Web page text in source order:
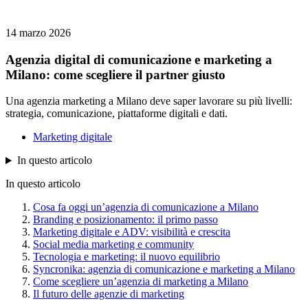
14 marzo 2026
Agenzia digital di comunicazione e marketing a
Milano: come scegliere il partner giusto
Una agenzia marketing a Milano deve saper lavorare su più livelli:
strategia, comunicazione, piattaforme digitali e dati.
Marketing digitale
In questo articolo
In questo articolo
Cosa fa oggi un’agenzia di comunicazione a Milano
Branding e posizionamento: il primo passo
Marketing digitale e ADV: visibilità e crescita
Social media marketing e community
Tecnologia e marketing: il nuovo equilibrio
Syncronika: agenzia di comunicazione e marketing a Milano
Come scegliere un’agenzia di marketing a Milano
Il futuro delle agenzie di marketing